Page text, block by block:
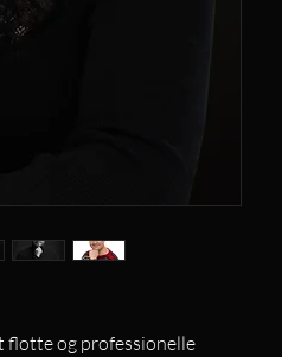
og professionelle